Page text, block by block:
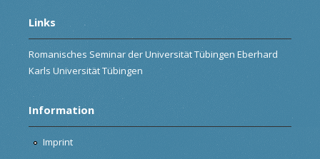
Links
Romanisches Seminar der Universität Tübingen Eberhard
Karls Universität Tübingen
Information
Imprint